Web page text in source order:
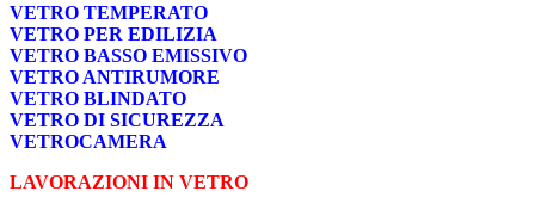
VETRO TEMPERATO
VETRO PER EDILIZIA
VETRO BASSO EMISSIVO
VETRO ANTIRUMORE
VETRO BLINDATO
VETRO DI SICUREZZA
VETROCAMERA
LAVORAZIONI IN VETRO